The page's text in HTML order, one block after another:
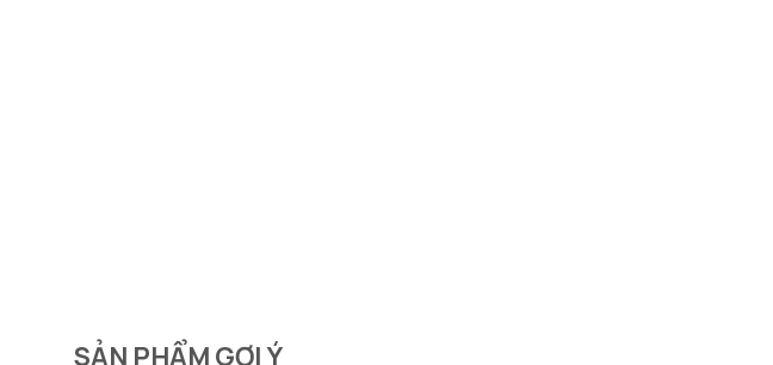
SẢN PHẨM GỢI Ý